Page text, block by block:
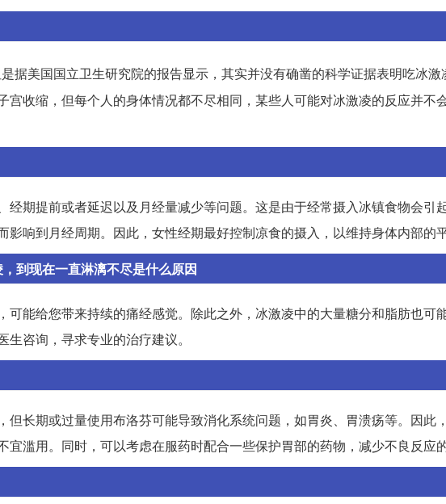
据美国国立卫生研究院的报告显示，其实并没有确凿的科学证据表明吃冰激
宫收缩，但每个人的身体情况都不尽相同，某些人可能对冰激凌的反应并不
经期提前或者延迟以及月经量减少等问题。这是由于经常摄入冰镇食物会引
影响到月经周期。因此，女性经期最好控制凉食的摄入，以维持身体内部的
到现在一直淋漓不尽是什么原因
可能给您带来持续的痛经感觉。除此之外，冰激凌中的大量糖分和脂肪也可
咨询，寻求专业的治疗建议。
但长期或过量使用布洛芬可能导致消化系统问题，如胃炎、胃溃疡等。因此
宜滥用。同时，可以考虑在服药时配合一些保护胃部的药物，减少不良反应